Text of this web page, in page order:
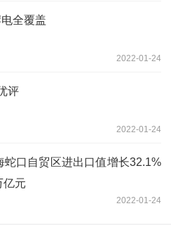
全覆盖
2022-01-24
评
2022-01-24
蛇口自贸区进出口值增长32.1%
亿元
2022-01-24